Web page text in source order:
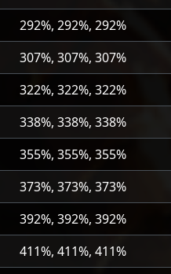
292%, 292%, 292%
307%, 307%, 307%
322%, 322%, 322%
338%, 338%, 338%
355%, 355%, 355%
373%, 373%, 373%
392%, 392%, 392%
411%, 411%, 411%